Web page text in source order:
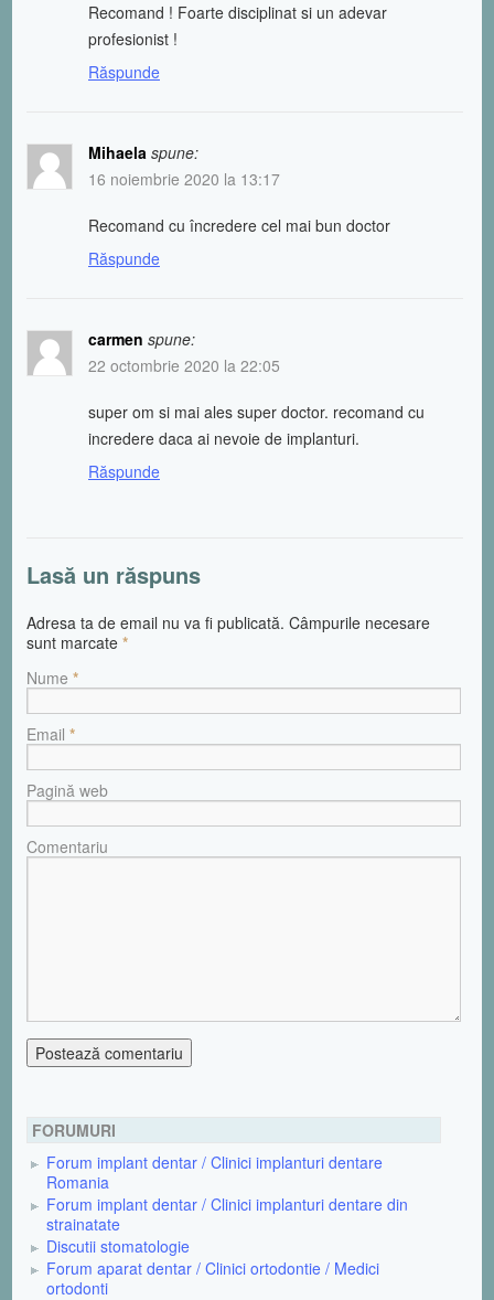
Recomand ! Foarte disciplinat si un adevar
profesionist !
Răspunde
Mihaela spune:
16 noiembrie 2020 la 13:17
Recomand cu încredere cel mai bun doctor
Răspunde
carmen spune:
22 octombrie 2020 la 22:05
super om si mai ales super doctor. recomand cu
incredere daca ai nevoie de implanturi.
Răspunde
Lasă un răspuns
Adresa ta de email nu va fi publicată. Câmpurile necesare
sunt marcate *
Nume *
Email *
Pagină web
Comentariu
FORUMURI
Forum implant dentar / Clinici implanturi dentare
Romania
Forum implant dentar / Clinici implanturi dentare din
strainatate
Discutii stomatologie
Forum aparat dentar / Clinici ortodontie / Medici
ortodonti